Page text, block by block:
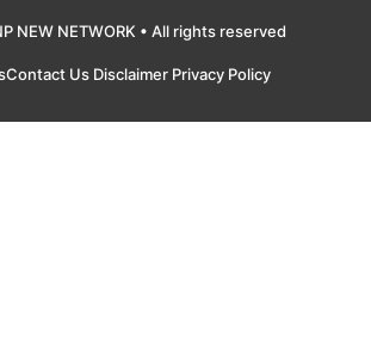
NEW NETWORK • All rights reserved
Contact Us Disclaimer Privacy Policy